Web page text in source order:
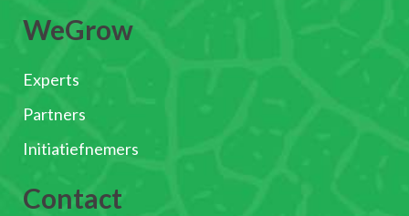
WeGrow
Experts
Partners
Initiatiefnemers
Contact